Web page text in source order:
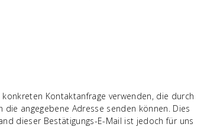
Kontaktanfrage verwenden, die durch
angegebene Adresse senden können. Dies
dieser Bestätigungs-E-Mail ist jedoch für uns